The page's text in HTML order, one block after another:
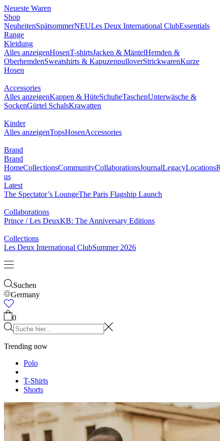
Neueste Waren
Shop
NeuheitenSpätsommerNEULes Deux International ClubEssentials
Range
Kleidung
Alles anzeigenHosenT-shirtsJacken & MäntelHemden &
OberhemdenSweatshirts & KapuzenpulloverStrickwarenKurze
Hosen
Alles anzeigen
SockenGürtelSchalsKrawatten
Alles anzeigen